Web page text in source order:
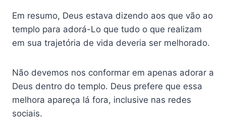
Em resumo, Deus estava dizendo aos que vão ao
templo para adorá-Lo que tudo o que realizam
em sua trajetória de vida deveria ser melhorado.
Não devemos nos conformar em apenas adorar a
Deus dentro do templo. Deus prefere que essa
melhora apareça lá fora, inclusive nas redes
sociais.